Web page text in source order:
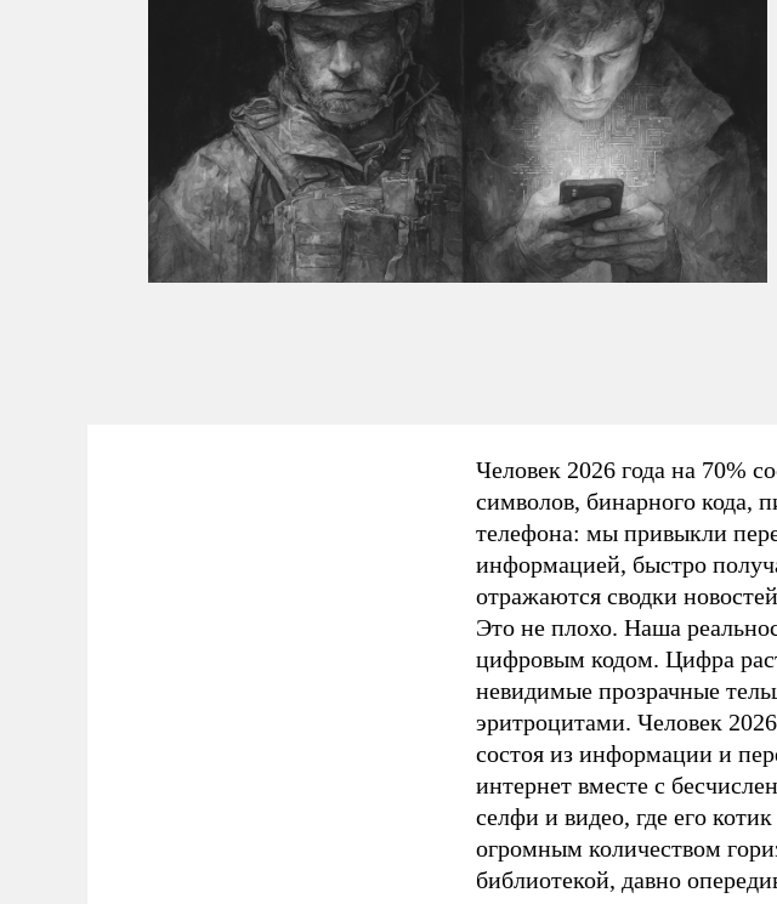
Человек 2026 года на 70%
символов, бинарного кода,
телефона: мы привыкли
информацией, быстро
отражаются сводки
Это не плохо. Наша
цифровым кодом. Цифра
невидимые прозрачные
эритроцитами. Человек
состоя из информации и
интернет вместе с
селфи и видео, где его
огромным количеством
библиотекой, давно